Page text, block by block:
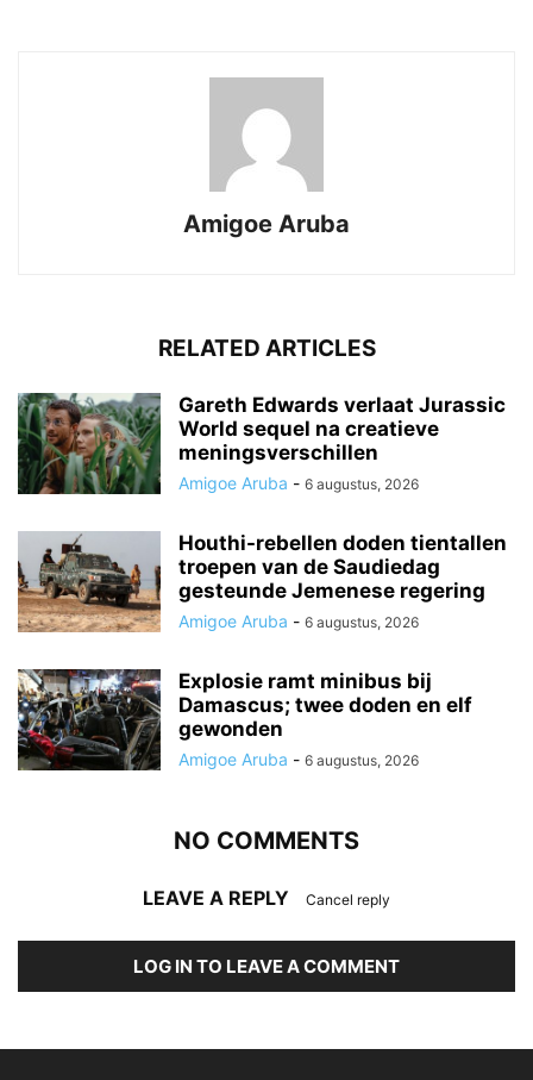
Amigoe Aruba
RELATED ARTICLES
Gareth Edwards verlaat Jurassic
World sequel na creatieve
meningsverschillen
Amigoe Aruba - 6 augustus, 2026
Houthi-rebellen doden tientallen
troepen van de Saudiedag
gesteunde Jemenese regering
Amigoe Aruba - 6 augustus, 2026
Explosie ramt minibus bij
Damascus; twee doden en elf
gewonden
Amigoe Aruba - 6 augustus, 2026
NO COMMENTS
LEAVE A REPLY Cancel reply
LOG IN TO LEAVE A COMMENT